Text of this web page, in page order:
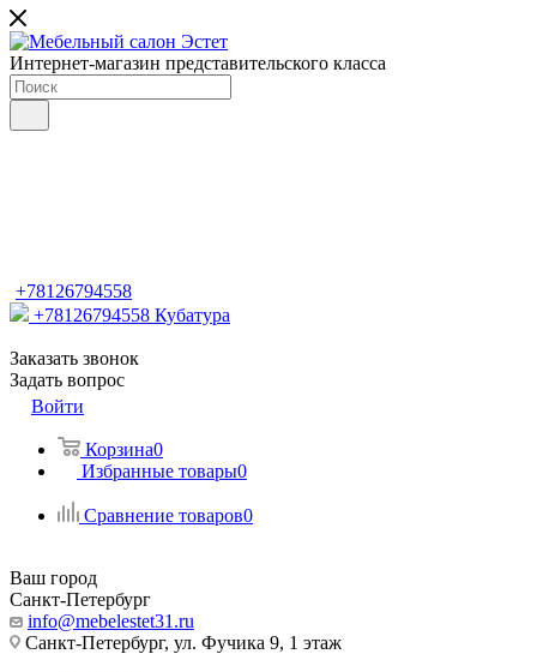
Интернет-магазин представительского класса
+78126794558
+78126794558 Кубатура
Заказать звонок
Задать вопрос
Войти
Корзина0
Избранные товары0
Сравнение товаров0
Ваш город
Санкт-Петербург
info@mebelestet31.ru
Санкт-Петербург, ул. Фучика 9, 1 этаж